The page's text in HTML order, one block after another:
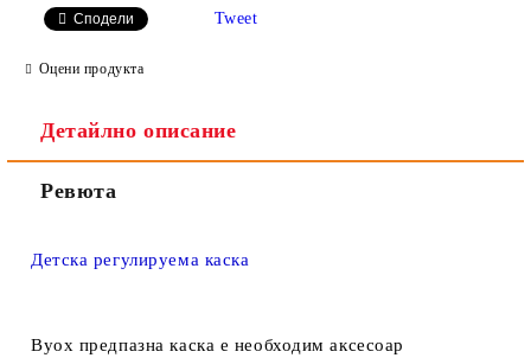
Сподели Tweet
Оцени продукта
Детайлно описание
Ревюта
Детска регулируема каска
Byox предпазна каска е необходим аксесоар